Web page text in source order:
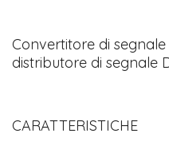
Convertitore di
distributore di segnale
CARATTERISTICHE